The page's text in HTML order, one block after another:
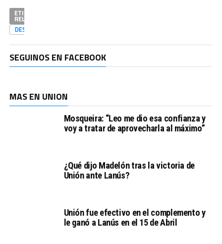
ETIQUETAS
RELACIONADAS
DESTACADAS
SEGUINOS EN FACEBOOK
MAS EN UNION
Mosqueira: “Leo me dio esa confianza y
voy a tratar de aprovecharla al máximo”
¿Qué dijo Madelón tras la victoria de
Unión ante Lanús?
Unión fue efectivo en el complemento y
le ganó a Lanús en el 15 de Abril